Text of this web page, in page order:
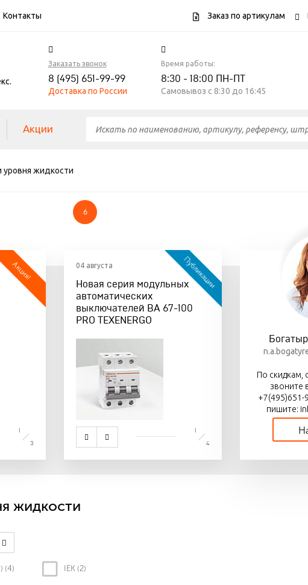
Контакты Заказ по артикулам
Заказать звонок
8 (495) 651-99-99
Доставка по России
Время работы:
8:30 - 18:00 ПН-ПТ
Самовывоз c 8:30 до 16:45
Акции
уровня жидкости
6
Акция! Изолента ПВХ
«ПРЕМИУМ-КЛАССА» и
«ЭКОНОМ»
Доставка «Деловыми
линиями»
1
3
Публикации
04 августа
Новая серия модульных
автоматических
выключателей ВА 67-100
PRO TEXENERGO
Выключатели
перекидные ВР П-67
1
4
По скидкам,
звоните
+7(495)651-
пишите:
жидкости
(4) IEK (2)